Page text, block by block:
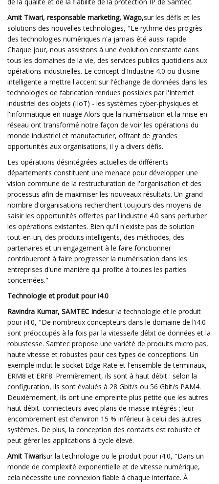
Amit Tiwari, responsable marketing, Wago,sur les défis et les
solutions des nouvelles technologies, "Le rythme des progrès
des technologies numériques n'a jamais été aussi rapide.
Chaque jour, nous assistons à une évolution constante dans
tous les domaines de la vie, des services publics quotidiens aux
opérations industrielles. Le concept d'Industrie 4.0 ou d'usine
intelligente a mettre l'accent sur l'échange de données dans les
technologies de fabrication rendues possibles par l'Internet
industriel des objets (IIoT) - les systèmes cyber-physiques et
l'informatique en nuage Alors que la numérisation et la mise en
réseau ont transformé notre façon de voir les opérations du
monde industriel et manufacturier, offrant de grandes
opportunités aux organisations, il y a divers défis.
Les opérations désintégrées actuelles de différents
départements constituent une menace pour développer une
vision commune de la restructuration de l'organisation et des
processus afin de maximiser les nouveaux résultats. Un grand
nombre d'organisations recherchent toujours des moyens de
saisir les opportunités offertes par l'industrie 4.0 sans perturber
les opérations existantes. Bien qu'il n'existe pas de solution
tout-en-un, des produits intelligents, des méthodes, des
partenaires et un engagement à le faire fonctionner
contribueront à faire progresser la numérisation dans les
entreprises d'une manière qui profite à toutes les parties
concernées."
Technologie et produit pour i4.0
Ravindra Kumar, SAMTEC Indesur la technologie et le produit
pour i4.0, "De nombreux concepteurs dans le domaine de l'i4.0
sont préoccupés à la fois par la vitesse/le débit de données et la
robustesse. Samtec propose une variété de produits micro pas,
haute vitesse et robustes pour ces types de conceptions. Un
exemple inclut le socket Edge Rate et l'ensemble de terminaux,
ERM8 et ERF8. Premièrement, ils sont à haut débit : selon la
configuration, ils sont évalués à 28 Gbit/s ou 56 Gbit/s PAM4.
Deuxièmement, ils ont une empreinte plus petite que les autres
haut débit. connecteurs avec plans de masse intégrés ; leur
encombrement est d'environ 15 % inférieur à celui des autres
systèmes. De plus, la conception des contacts est robuste et
peut gérer les applications à cycle élevé.
Amit Tiwarisur la technologie ou le produit pour i4.0, "Dans un
monde de complexité exponentielle et de vitesse numérique,
cela nécessite une connexion fiable à chaque interface. À